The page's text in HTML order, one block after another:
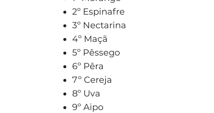
2º Espinafre
3º Nectarina
4º Maçã
5º Pêssego
6º Pêra
7º Cereja
8º Uva
9º Aipo